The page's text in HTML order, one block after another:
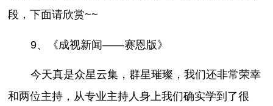
段，下面请欣赏~~
9、《成视新闻——赛恩版》
今天真是众星云集，群星璀璨，我们还非常荣幸
和两位主持，从专业主持人身上我们确实学到了很